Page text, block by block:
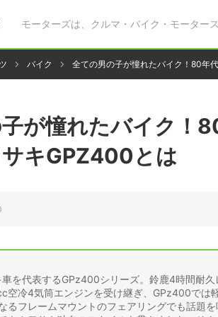
モーターズは、クルマ・バイク・モーター
バイク 全ての男の子が憧れたバイク！80年
が憧れたバイク！
キGPZ400とは
を代表するGPz400シリーズ。鈴鹿4時間耐久
空冷4気筒エンジンを受け継ぎ、GPz400では
るフレームマウントのフェアリングでも話題